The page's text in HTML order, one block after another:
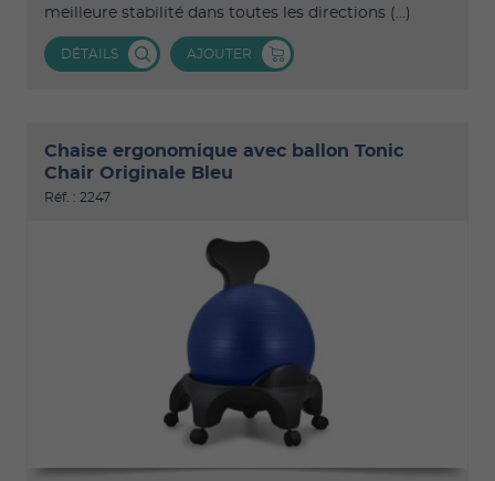
meilleure stabilité dans toutes les directions (...)
DÉTAILS AJOUTER
Chaise ergonomique avec ballon Tonic
Chair Originale Bleu
Réf. : 2247